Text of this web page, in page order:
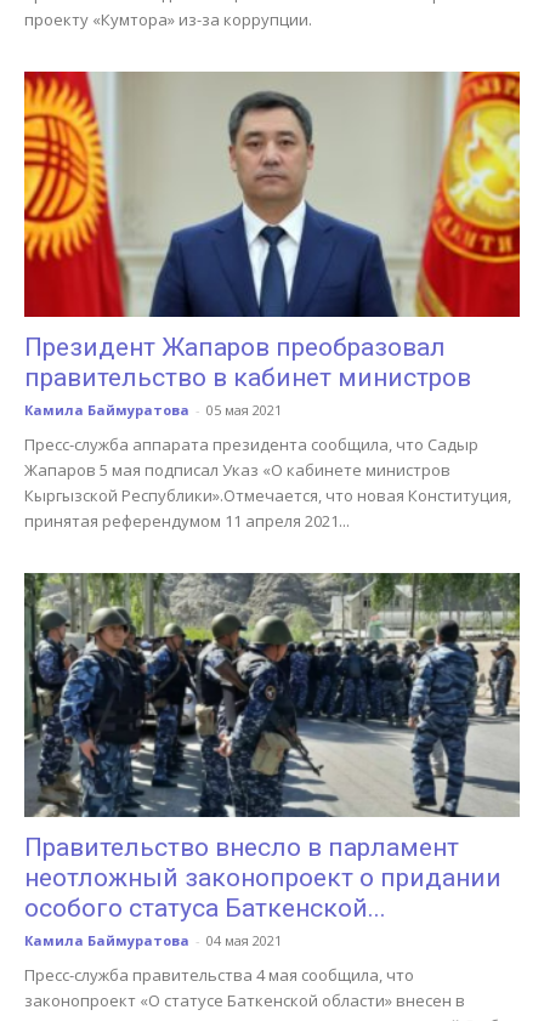
проекту «Кумтора» из-за коррупции.
Президент Жапаров преобразовал
правительство в кабинет министров
Камила Баймуратова - 05 мая 2021
Пресс-служба аппарата президента сообщила, что Садыр
Жапаров 5 мая подписал Указ «О кабинете министров
Кыргызской Республики».Отмечается, что новая Конституция,
принятая референдумом 11 апреля 2021...
Правительство внесло в парламент
неотложный законопроект о придании
особого статуса Баткенской...
Камила Баймуратова - 04 мая 2021
Пресс-служба правительства 4 мая сообщила, что
законопроект «О статусе Баткенской области» внесен в